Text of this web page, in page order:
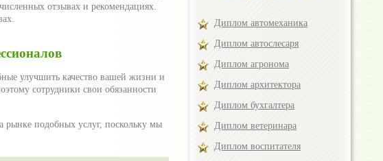
отзывах и рекомендациях.
улучшить качество вашей жизни и
сотрудники свои обязанности
подобных услуг, поскольку мы
Диплом автомеханика
Диплом автослесаря
Диплом агронома
Диплом архитектора
Диплом бухгалтера
Диплом ветеринара
Диплом воспитателя